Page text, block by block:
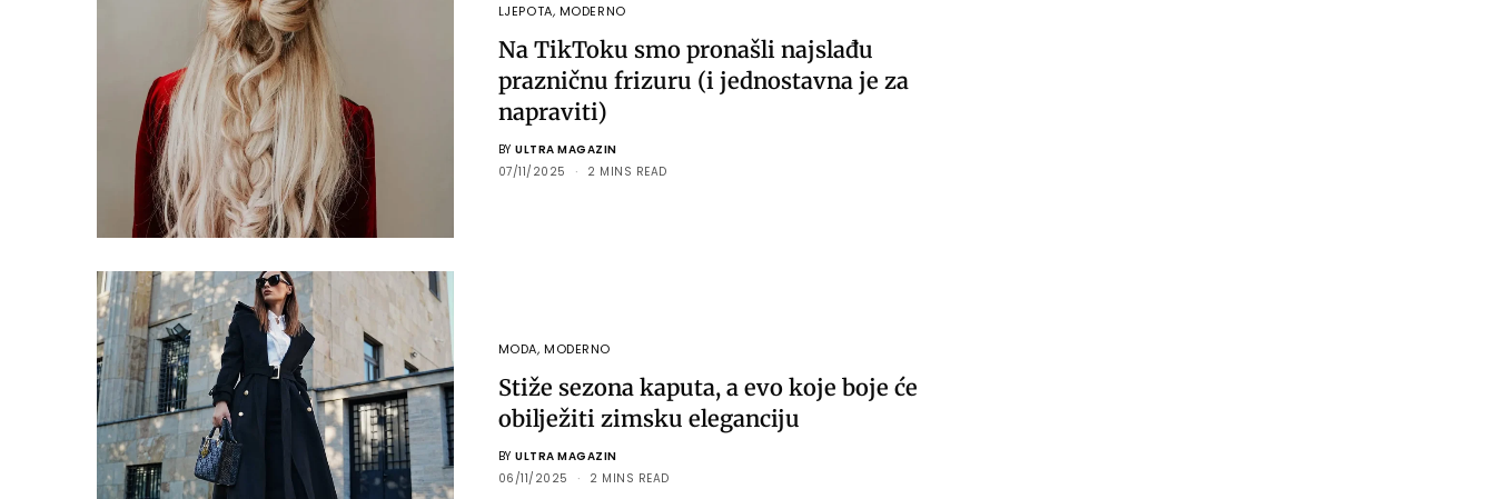
LJEPOTA, MODERNO
Na TikToku smo pronašli najslađu
prazničnu frizuru (i jednostavna je za
napraviti)
BY ULTRA MAGAZIN
07/11/2025
2 MINS READ
MODA,MODERNO
Stiže sezona kaputa, a evo koje boje će
obilježiti zimsku eleganciju
BY ULTRA MAGAZIN
06/11/2025
2 MINS READ